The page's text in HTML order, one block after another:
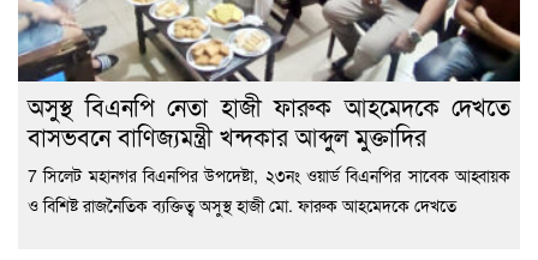
অসুস্থ বিএনপি নেতা হাজী ফারুক আহমেদকে দেখতে
বাসভবনে বাণিজ্যমন্ত্রী খন্দকার আব্দুল মুক্তাদির
7 সিলেট মহানগর বিএনপির উপদেষ্টা, ২৩নং ওয়ার্ড বিএনপির সাবেক আহ্বায়ক
ও বিশিষ্ট রাজনৈতিক ব্যক্তিত্ব অসুস্থ হাজী মো. ফারুক আহমেদকে দেখতে